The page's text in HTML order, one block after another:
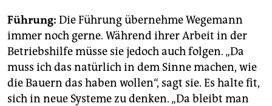
Führung: Die Führung übernehme Wegemann
immer noch gerne. Während ihrer Arbeit in der
Betriebshilfe müsse sie jedoch auch folgen. „Da
muss ich das natürlich in dem Sinne machen, wie
die Bauern das haben wollen“, sagt sie. Es halte fit,
sich in neue Systeme zu denken. „Da bleibt man